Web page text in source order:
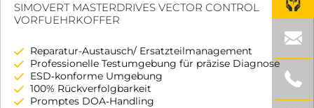
SIMOVERT MASTERDRIVES VECTOR CONTROL
VORFUEHRKOFFER
Reparatur-Austausch/ Ersatzteilmanagement
Professionelle Testumgebung für präzise Diagnose
ESD‑konforme Umgebung
100% Rückverfolgbarkeit
Promptes DOA‑Handling